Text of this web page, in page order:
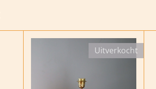
Uitverkocht